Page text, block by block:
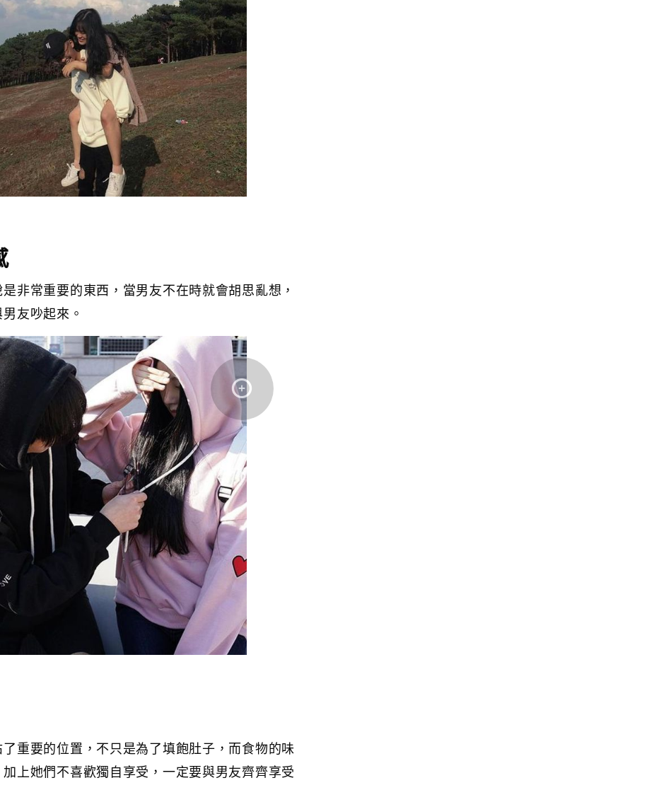
非常重要的東西，當男友不在時就會胡思亂想，
友吵起來。
重要的位置，不只是為了填飽肚子，而食物的味
上她們不喜歡獨自享受，一定要與男友齊齊享受